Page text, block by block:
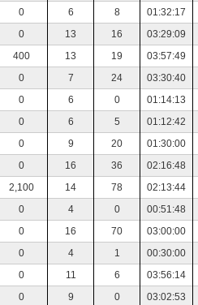
0 6 8 01:32:17
0 13 16 03:29:09
400 13 19 03:57:49
0 7 24 03:30:40
0 6 0 01:14:13
0 6 5 01:12:42
0 9 20 01:30:00
0 16 36 02:16:48
2,100 14 78 02:13:44
0 4 0 00:51:48
0 16 70 03:00:00
0 4 1 00:30:00
0 11 6 03:56:14
0 9 0 03:02:53